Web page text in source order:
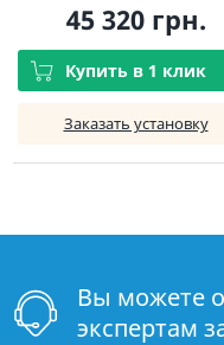
45 320 грн.
Купить в 1 клик
Заказать установку
Вы можете
экспертам